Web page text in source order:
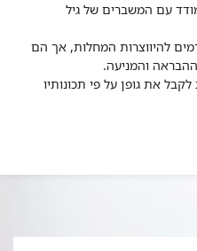
עם המשברים של גיל
להיווצרות המחלות, אך הם
והמניעה.
את גופן על פי תכונותיו